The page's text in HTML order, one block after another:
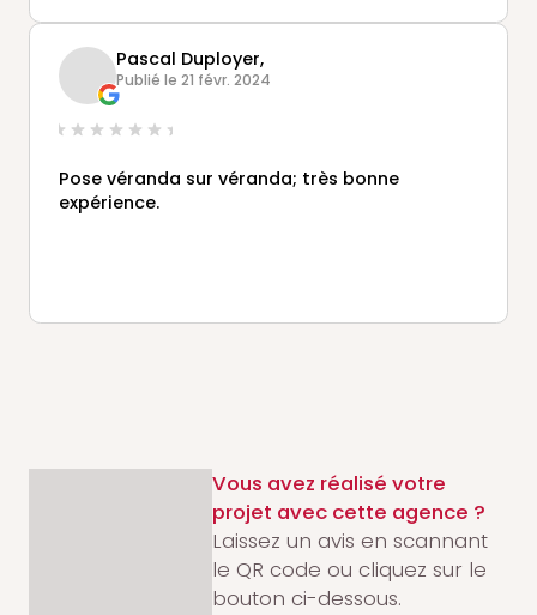
Pascal Duployer,
Publié le 21 févr. 2024
Pose véranda sur véranda; très bonne
expérience.
Vous avez réalisé votre
projet avec cette agence ?
Laissez un avis en scannant
le QR code ou cliquez sur le
bouton ci-dessous.